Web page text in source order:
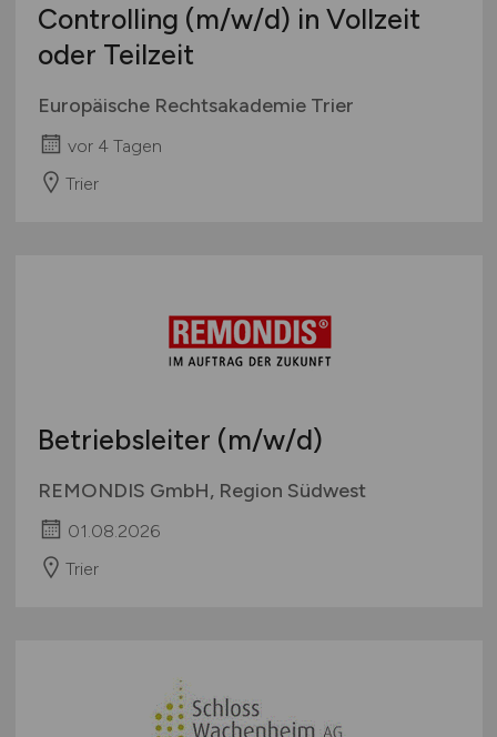
Controlling (m/w/d) in Vollzeit
oder Teilzeit
Europäische Rechtsakademie Trier
vor 4 Tagen
Trier
Betriebsleiter (m/w/d)
REMONDIS GmbH, Region Südwest
01.08.2026
Trier